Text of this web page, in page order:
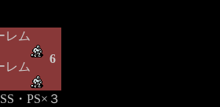
レム
レム
6
・PS×３